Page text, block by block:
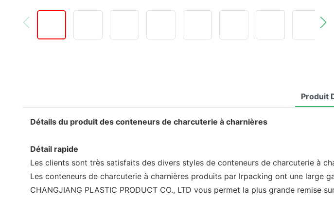
Produit
Détails du produit des conteneurs de charcuterie à charnières
Détail rapide
Les clients sont très satisfaits des divers styles de conteneurs de charcuterie à
Les conteneurs de charcuterie à charnières produits par lrpacking ont une large
CHANGJIANG PLASTIC PRODUCT CO., LTD vous permet la plus grande remise